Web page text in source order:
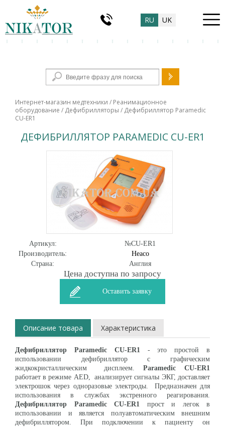
RU UK
Форма поиска
Интернет-магазин медтехники / Реанимационное
оборудование / Дефибрилляторы / Дефибриллятор Paramedic
CU-ER1
ДЕФИБРИЛЛЯТОР PARAMEDIC CU-ER1
Артикул:
№CU-ER1
Производитель:
Heaco
Страна:
Англия
Цена доступна по запросу
Оставить заявку
Описание товара Характеристика
Дефибриллятор Paramedic CU-ER1- это простой в
использовании дефибриллятор с графическим
жидкокристаллическим дисплеем. Paramedic CU-ER1
работает в режиме АЕD, анализирует сигналы ЭКГ, доставляет
электрошок через одноразовые электроды. Предназначен для
использования в службах экстренного реагирования.
Дефибриллятор Paramedic CU-ER1 прост и легок в
использовании и является полуавтоматическим внешним
дефибриллятором. При подключении к пациенту он